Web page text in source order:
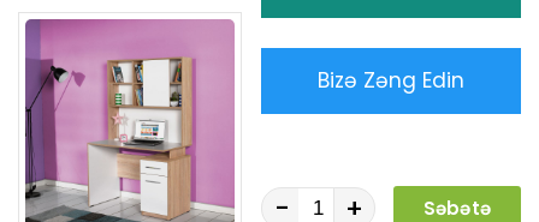
Bizə Zəng Edin
- +
Səbətə